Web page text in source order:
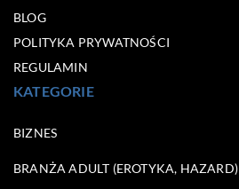
BLOG
POLITYKA PRYWATNOŚCI
REGULAMIN
KATEGORIE
BIZNES
BRANŻA ADULT (EROTYKA, HAZARD)